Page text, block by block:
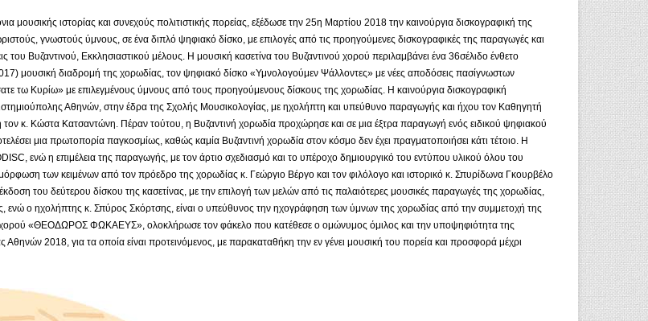
ιστορίας και συνεχούς πολιτιστικής πορείας, εξέδωσε την 25η Μαρτίου 2018 την καινούργια δισκογραφική της
γνωστούς ύμνους, σε ένα διπλό ψηφιακό δίσκο, με επιλογές από τις προηγούμενες δισκογραφικές της παραγωγές και
Βυζαντινού, Εκκλησιαστικού μέλους. Η μουσική κασετίνα του Βυζαντινού χορού περιλαμβάνει ένα 36σέλιδο ένθετο
μουσική διαδρομή της χορωδίας, τον ψηφιακό δίσκο «Υμνολογούμεν Ψάλλοντες» με νέες αποδόσεις πασίγνωστων
τω Κυρίω» με επιλεγμένους ύμνους από τους προηγούμενους δίσκους της χορωδίας. Η καινούργια δισκογραφική
Αθηνών, στην έδρα της Σχολής Μουσικολογίας, με ηχολήπτη και υπεύθυνο παραγωγής και ήχου τον Καθηγητή
κ. Κώστα Κατσαντώνη. Πέραν τούτου, η Βυζαντινή χορωδία προχώρησε και σε μια έξτρα παραγωγή ενός ειδικού ψηφιακού
μια πρωτοπορία παγκοσμίως, καθώς καμία Βυζαντινή χορωδία στον κόσμο δεν έχει πραγματοποιήσει κάτι τέτοιο. Η
ενώ η επιμέλεια της παραγωγής, με τον άρτιο σχεδιασμό και το υπέροχο δημιουργικό του εντύπου υλικού όλου του
των κειμένων από τον πρόεδρο της χορωδίας κ. Γεώργιο Βέργο και τον φιλόλογο και ιστορικό κ. Σπυρίδωνα Γκουρβέλο
του δεύτερου δίσκου της κασετίνας, με την επιλογή των μελών από τις παλαιότερες μουσικές παραγωγές της χορωδίας,
ο ηχολήπτης κ. Σπύρος Σκόρτσης, είναι ο υπεύθυνος την ηχογράφηση των ύμνων της χορωδίας από την συμμετοχή της
χορού «ΘΕΟΔΩΡΟΣ ΦΩΚΑΕΥΣ», ολοκλήρωσε τον φάκελο που κατέθεσε ο ομώνυμος όμιλος και την υποψηφιότητα της
Αθηνών 2018, για τα οποία είναι προτεινόμενος, με παρακαταθήκη την εν γένει μουσική του πορεία και προσφορά μέχρι